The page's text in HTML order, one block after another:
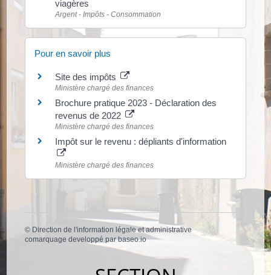
viagères
Argent - Impôts - Consommation
Pour en savoir plus
Site des impôts
Ministère chargé des finances
Brochure pratique 2023 - Déclaration des
revenus de 2022
Ministère chargé des finances
Impôt sur le revenu : dépliants d'information
Ministère chargé des finances
© Direction de l'information légale et administrative
comarquage developpé parbaseo.io